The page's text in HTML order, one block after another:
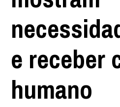
e receber
humano